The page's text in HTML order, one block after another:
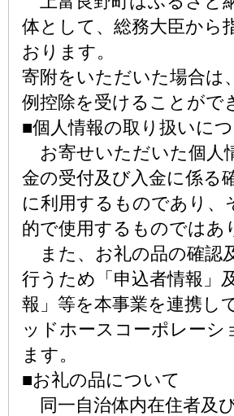
体として、総務大臣から
おります。
寄附をいただいた場合は
例控除を受けることがで
■個人情報の取り扱いに
お寄せいただいた個人
金の受付及び入金に係る
に利用するものであり、
的で使用するものではあ
また、お礼の品の確認
行うため「申込者情報」
報」等を本事業を連携し
ッドホースコーポレーシ
ます。
■お礼の品について
同一自治体内在住者及